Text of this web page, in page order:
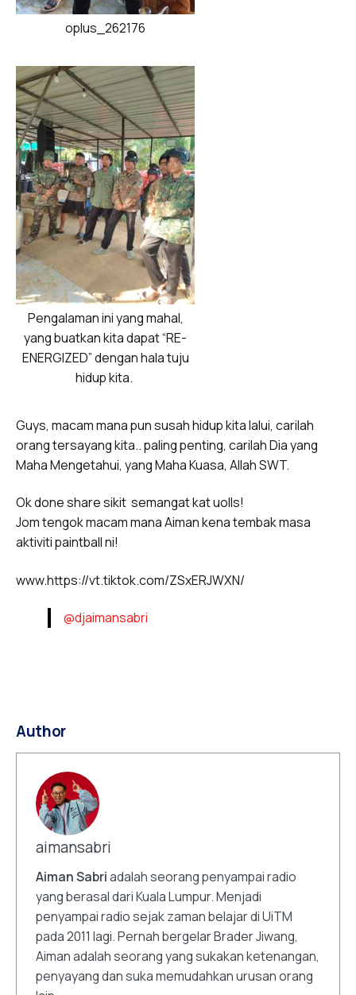
oplus_262176
Pengalaman ini yang mahal,
yang buatkan kita dapat “RE-
ENERGIZED” dengan hala tuju
hidup kita.
Guys, macam mana pun susah hidup kita lalui, carilah
orang tersayang kita.. paling penting, carilah Dia yang
Maha Mengetahui, yang Maha Kuasa, Allah SWT.
Ok done share sikit semangat kat uolls!
Jom tengok macam mana Aiman kena tembak masa
aktiviti paintball ni!
www.https://vt.tiktok.com/ZSxERJWXN/
@djaimansabri
Author
aimansabri
Aiman Sabriadalah seorang penyampai radio
yang berasal dari Kuala Lumpur. Menjadi
penyampai radio sejak zaman belajar di UiTM
pada 2011 lagi. Pernah bergelar Brader Jiwang,
Aiman adalah seorang yang sukakan ketenangan,
penyayang dan suka memudahkan urusan orang